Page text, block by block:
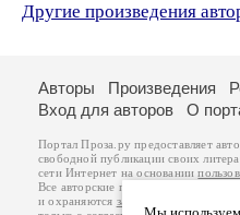
Другие произведения
Авторы Произведения
Вход для авторов
О
Портал Проза.ру предоставляет
свободной публикации своих
сети Интернет на основании
Все авторские права на
и охраняются законом
.